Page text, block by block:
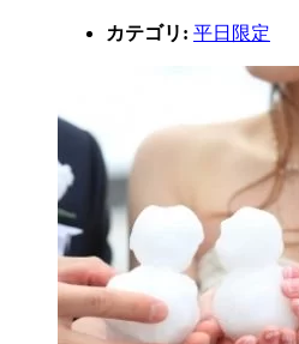
カテゴリ: 平日限定